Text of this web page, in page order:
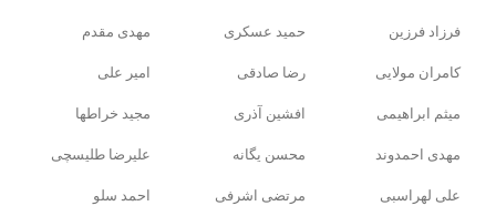
فرزاد فرزین حمید عسکری مهدی مقدم
کامران مولایی رضا صادقی امیر علی
میثم ابراهیمی افشین آذری مجید خراطها
مهدی احمدوند محسن یگانه علیرضا طلیسچی
علی لهراسبی مرتضی اشرفی احمد سلو